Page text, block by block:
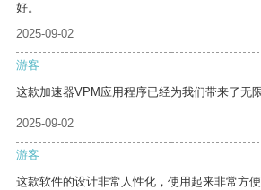
好。
2025-09-02
游客
这款加速器VPM应用程序已经为我们带来了无
2025-09-02
游客
这款软件的设计非常人性化，使用起来非常方便